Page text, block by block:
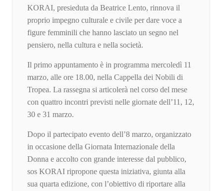
KORAI, presieduta da Beatrice Lento, rinnova il
proprio impegno culturale e civile per dare voce a
figure femminili che hanno lasciato un segno nel
pensiero, nella cultura e nella società.
Il primo appuntamento è in programma mercoledì 11
marzo, alle ore 18.00, nella Cappella dei Nobili di
Tropea. La rassegna si articolerà nel corso del mese
con quattro incontri previsti nelle giornate dell’11, 12,
30 e 31 marzo.
Dopo il partecipato evento dell’8 marzo, organizzato
in occasione della Giornata Internazionale della
Donna e accolto con grande interesse dal pubblico,
sos KORAI ripropone questa iniziativa, giunta alla
sua quarta edizione, con l’obiettivo di riportare alla